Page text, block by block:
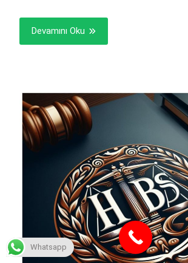
Devamını Oku
Whatsapp